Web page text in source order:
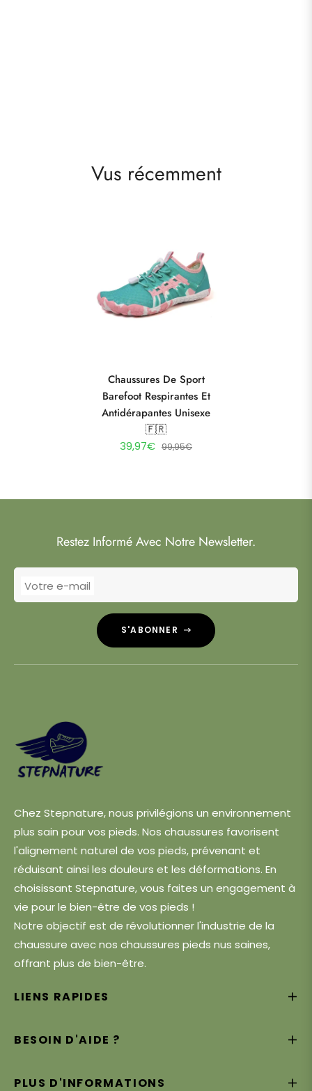
Vus récemment
Chaussures De Sport
Barefoot Respirantes Et
Antidérapantes Unisexe
🇫🇷
39,97€ 99,95€
Restez Informé Avec Notre Newsletter.
Votre e-mail
S'ABONNER
Chez Stepnature, nous privilégions un environnement
plus sain pour vos pieds. Nos chaussures favorisent
l'alignement naturel de vos pieds, prévenant et
réduisant ainsi les douleurs et les déformations. En
choisissant Stepnature, vous faites un engagement à
vie pour le bien-être de vos pieds !
Notre objectif est de révolutionner l'industrie de la
chaussure avec nos chaussures pieds nus saines,
offrant plus de bien-être.
LIENS RAPIDES
BESOIN D'AIDE ?
PLUS D'INFORMATIONS